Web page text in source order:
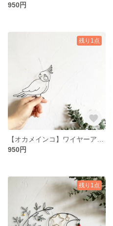
950円
残り1点
950円
残り1点